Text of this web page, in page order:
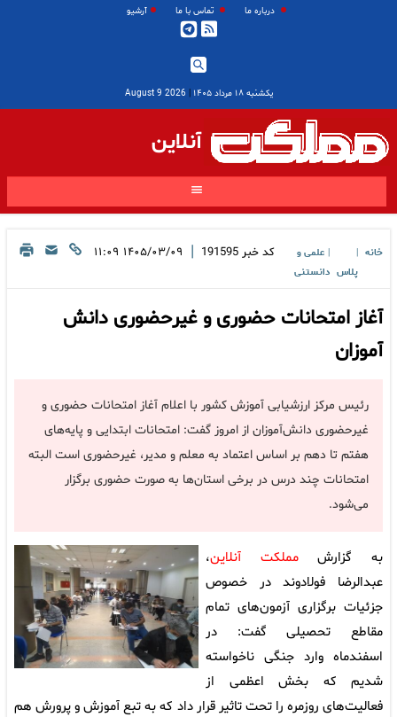
درباره ما تماس با ما آرشیو
یکشنبه ۱۸ مرداد ۱۴۰۵ |
2026 August 9
آنلاین
خانه
پلاس
علمی و
دانستنی
کد خبر 191595
| ۱۴۰۵/۰۳/۰۹ ۱۱:۰۹
آغاز امتحانات حضوری و غیرحضوری دانش
آموزان
رئیس مرکز ارزشیابی آموزش کشور با اعلام آغاز امتحانات حضوری و
غیرحضوری دانش‌آموزان از امروز گفت: امتحانات ابتدایی و پایه‌های
هفتم تا دهم بر اساس اعتماد به معلم و مدیر، غیرحضوری است البته
امتحانات چند درس در برخی استان‌ها به صورت حضوری برگزار
می‌شود.
به گزارشمملکت آنلاین،
عبدالرضا فولادوند در خصوص
جزئیات برگزاری آزمون‌های تمام
مقاطع تحصیلی گفت: در
اسفندماه وارد جنگی ناخواسته
شدیم که بخش اعظمی از
فعالیت‌های روزمره را تحت تاثیر قرار داد که به تبع آموزش و پرورش هم